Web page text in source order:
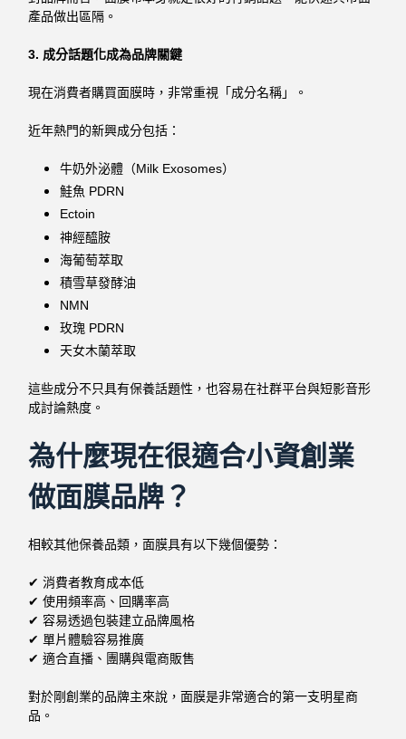
產品做出區隔。
3. 成分話題化成為品牌關鍵
現在消費者購買面膜時，非常重視「成分名稱」。
近年熱門的新興成分包括：
牛奶外泌體（Milk Exosomes）
鮭魚 PDRN
Ectoin
神經醯胺
海葡萄萃取
積雪草發酵油
NMN
玫瑰 PDRN
天女木蘭萃取
這些成分不只具有保養話題性，也容易在社群平台與短影音形
成討論熱度。
為什麼現在很適合小資創業
做面膜品牌？
相較其他保養品類，面膜具有以下幾個優勢：
✔ 消費者教育成本低
✔ 使用頻率高、回購率高
✔ 容易透過包裝建立品牌風格
✔ 單片體驗容易推廣
✔ 適合直播、團購與電商販售
對於剛創業的品牌主來說，面膜是非常適合的第一支明星商
品。